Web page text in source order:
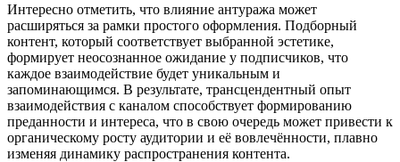
Интересно отметить, что влияние антуража может
расширяться за рамки простого оформления. Подборный
контент, который соответствует выбранной эстетике,
формирует неосознанное ожидание у подписчиков, что
каждое взаимодействие будет уникальным и
запоминающимся. В результате, трансцендентный опыт
взаимодействия с каналом способствует формированию
преданности и интереса, что в свою очередь может привести к
органическому росту аудитории и её вовлечённости, плавно
изменяя динамику распространения контента.